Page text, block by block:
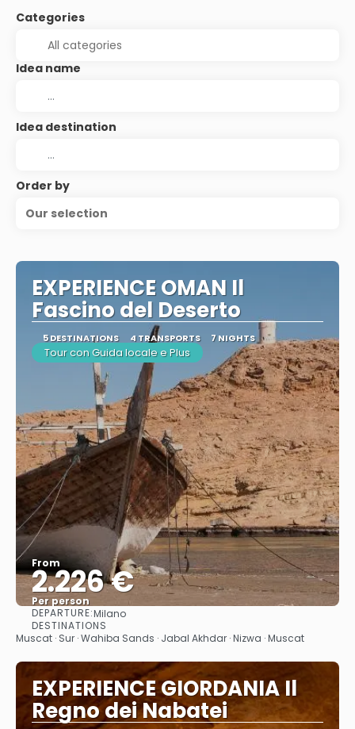
Categories
Idea name
Idea destination
Order by
Our selection
EXPERIENCE OMAN Il
Fascino del Deserto
5 DESTINATIONS 4 TRANSPORTS 7 NIGHTS
Tour con Guida locale e Plus
From
2.226 €
Per person
DEPARTURE:Milano
DESTINATIONS
Muscat · Sur · Wahiba Sands · Jabal Akhdar · Nizwa · Muscat
EXPERIENCE GIORDANIA Il
Regno dei Nabatei